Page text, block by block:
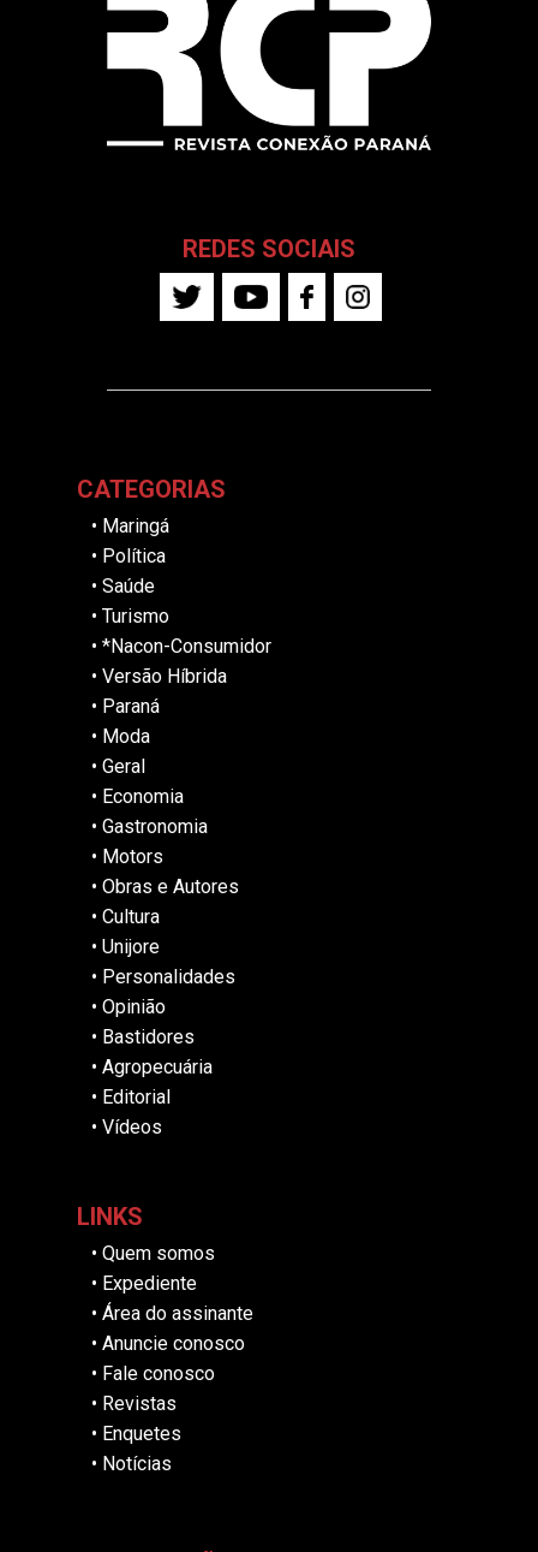
REDES SOCIAIS
CATEGORIAS
• Maringá
• Política
• Saúde
• Turismo
• *Nacon-Consumidor
• Versão Híbrida
• Paraná
• Moda
• Geral
• Economia
• Gastronomia
• Motors
• Obras e Autores
• Cultura
• Unijore
• Personalidades
• Opinião
• Bastidores
• Agropecuária
• Editorial
• Vídeos
LINKS
• Quem somos
• Expediente
• Área do assinante
• Anuncie conosco
• Fale conosco
• Revistas
• Enquetes
• Notícias